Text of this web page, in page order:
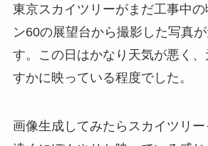
東京スカイツリーがまだ工事中
ン60の展望台から撮影した写真
す。この日はかなり天気が悪く
すかに映っている程度でした。
画像生成してみたらスカイツリ